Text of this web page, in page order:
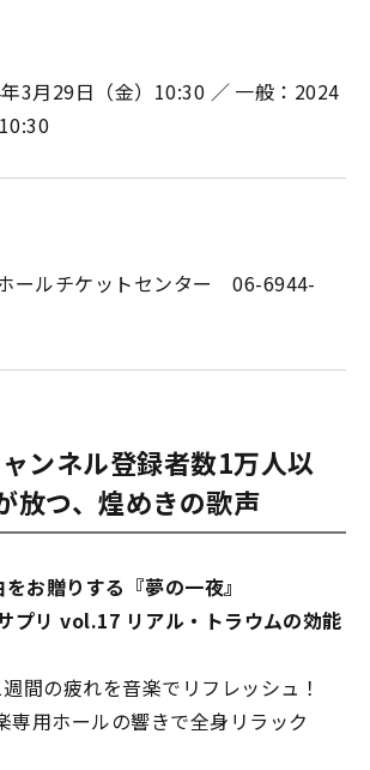
3月29日（金）10:30 ／ 一般：2024
ールチケットセンター 06-6944-
ンネル登録者数1万人以
放つ、煌めきの歌声
をお贈りする『夢の一夜』
プリ vol.17 リアル・トラウムの効能
間の疲れを音楽でリフレッシュ！
専用ホールの響きで全身リラック